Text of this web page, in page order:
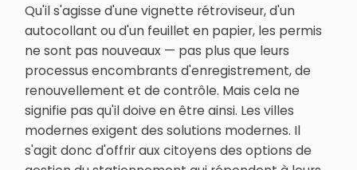
Qu'il s'agisse d'une vignette rétroviseur, d'un
autocollant ou d'un feuillet en papier, les permis
ne sont pas nouveaux — pas plus que leurs
processus encombrants d'enregistrement, de
renouvellement et de contrôle. Mais cela ne
signifie pas qu'il doive en être ainsi. Les villes
modernes exigent des solutions modernes. Il
s'agit donc d'offrir aux citoyens des options de